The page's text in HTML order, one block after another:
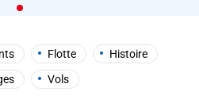
Flotte
Histoire
Vols